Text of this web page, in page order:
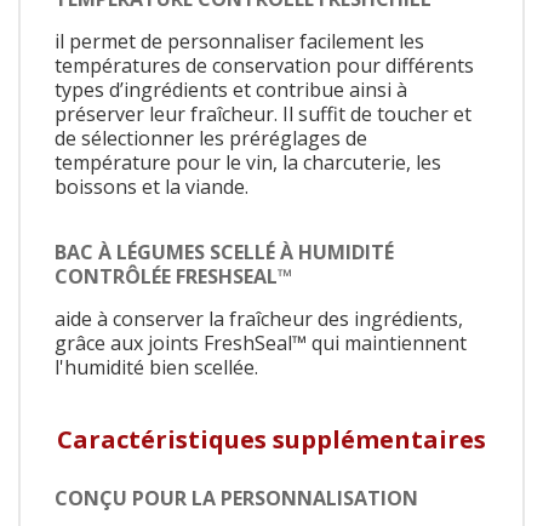
il permet de personnaliser facilement les
températures de conservation pour différents
types d’ingrédients et contribue ainsi à
préserver leur fraîcheur. Il suffit de toucher et
de sélectionner les préréglages de
température pour le vin, la charcuterie, les
boissons et la viande.
BAC À LÉGUMES SCELLÉ À HUMIDITÉ
CONTRÔLÉE FRESHSEAL™
aide à conserver la fraîcheur des ingrédients,
grâce aux joints FreshSeal™ qui maintiennent
l'humidité bien scellée.
Caractéristiques supplémentaires
CONÇU POUR LA PERSONNALISATION